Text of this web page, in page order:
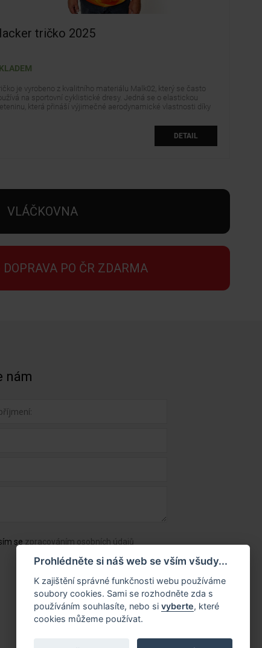
tričko 2025
je vyrobeno z kvalitního materiálu Malk02, který se často
na sportovní cyklistické dresy. Jedná se o elastickou
která přináší výjimečné aerodynamické vlastnosti díky
poskytuje vynikající pohodlí a volnost pohybu. 100% polyester,
g/m2. Celoplošný potisk (nejdříve potisknuta látka a až poté
DETAIL
VLÁČKOVNA
PO ČR ZDARMA
nám
se zpracováním osobních údajů
Prohlédněte si náš web se vším všudy...
K zajištění správné funkčnosti webu používáme
soubory cookies. Sami se rozhodněte zda s
používáním souhlasíte, nebo si vyberte, které
cookies můžeme používat.